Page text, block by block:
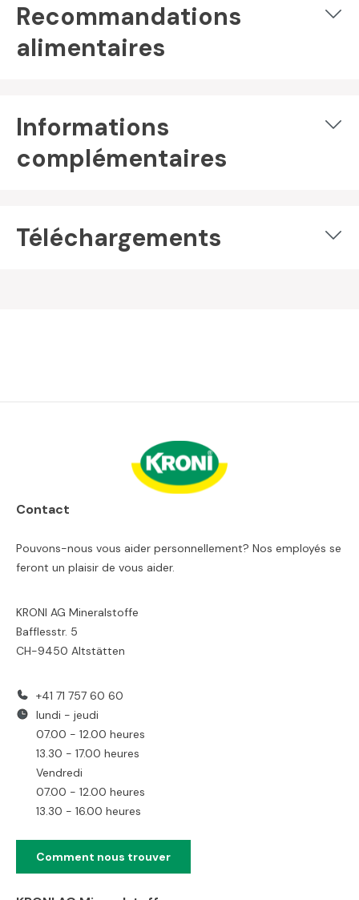
Recommandations
alimentaires
Informations
complémentaires
Téléchargements
Contact
Pouvons-nous vous aider personnellement? Nos employés se
feront un plaisir de vous aider.
KRONI AG Mineralstoffe
Bafflesstr. 5
CH-9450 Altstätten
+41 71 757 60 60
lundi - jeudi
07.00 - 12.00 heures
13.30 - 17.00 heures
Vendredi
07.00 - 12.00 heures
13.30 - 16.00 heures
Comment nous trouver